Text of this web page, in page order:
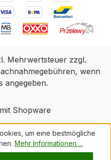
Mehrwertsteuer zzgl.
wenn
angegeben.
Shopware
um eine bestmögliche
Mehr Informationen ...